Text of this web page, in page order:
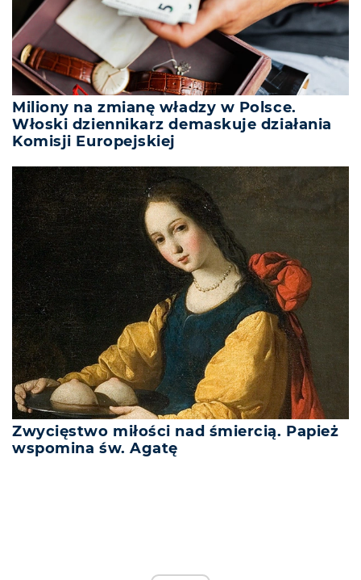
Miliony na zmianę władzy w Polsce.
Włoski dziennikarz demaskuje działania
Komisji Europejskiej
Zwycięstwo miłości nad śmiercią. Papież
wspomina św. Agatę